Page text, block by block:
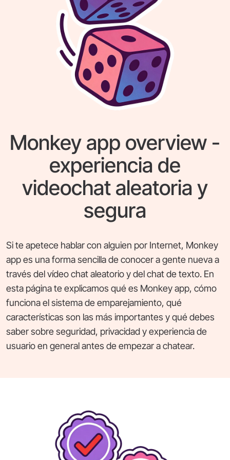
Monkey app overview -
experiencia de
videochat aleatoria y
segura
Si te apetece hablar con alguien por Internet, Monkey
app es una forma sencilla de conocer a gente nueva a
través del vídeo chat aleatorio y del chat de texto. En
esta página te explicamos qué es Monkey app, cómo
funciona el sistema de emparejamiento, qué
características son las más importantes y qué debes
saber sobre seguridad, privacidad y experiencia de
usuario en general antes de empezar a chatear.